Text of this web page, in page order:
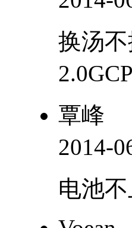
换汤
覃峰
2014-
电池